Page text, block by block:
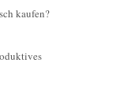
kaufen?